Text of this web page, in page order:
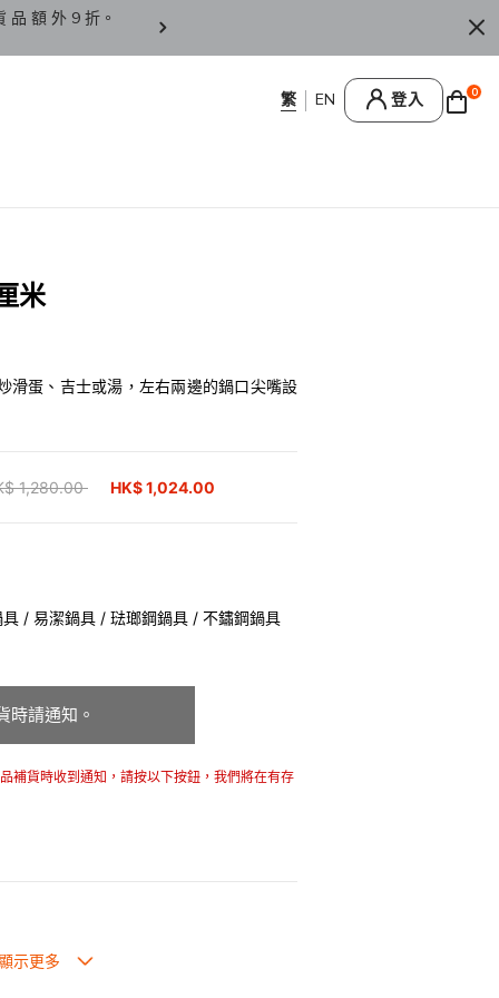
品 額 外 9 折。 香 港 / 澳 門 訂 單 滿
登入 0
米
滑蛋、吉士或湯，左右兩邊的鍋口尖嘴設
reduced from
1,280.00 HK$ 1,024.00
/ 易潔鍋具 / 琺瑯鋼鍋具 / 不鏽鋼鍋具
時請通知。
補貨時收到通知，請按以下按鈕，我們將在有存
倍，更耐用。